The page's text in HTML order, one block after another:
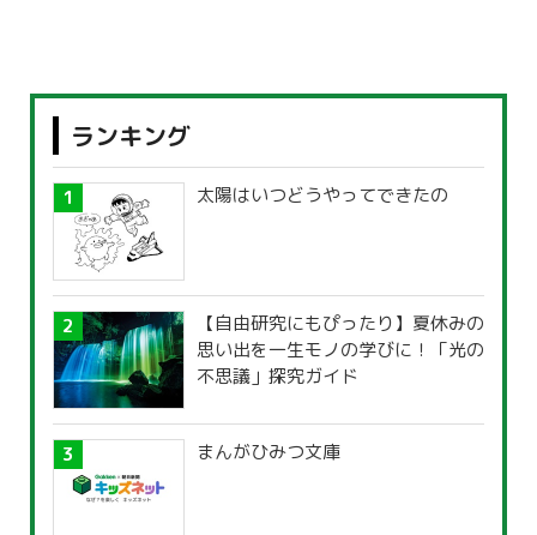
ランキング
太陽はいつどうやってできたの
【自由研究にもぴったり】夏休みの
思い出を一生モノの学びに！「光の
不思議」探究ガイド
まんがひみつ文庫